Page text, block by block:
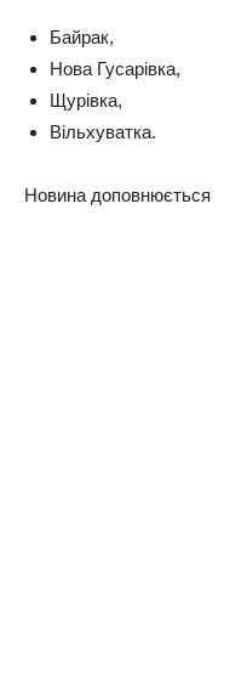
Байрак,
Нова Гусарівка,
Щурівка,
Вільхуватка.
Новина доповнюється